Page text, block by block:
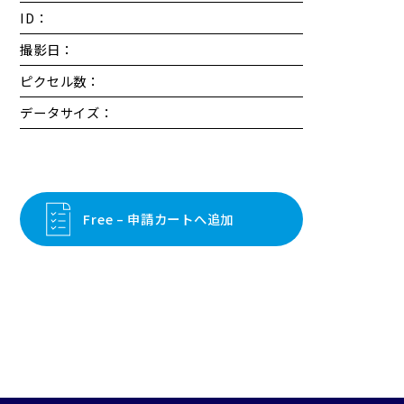
ID：
撮影日：
ピクセル数：
データサイズ：
Free – 申請カートへ追加